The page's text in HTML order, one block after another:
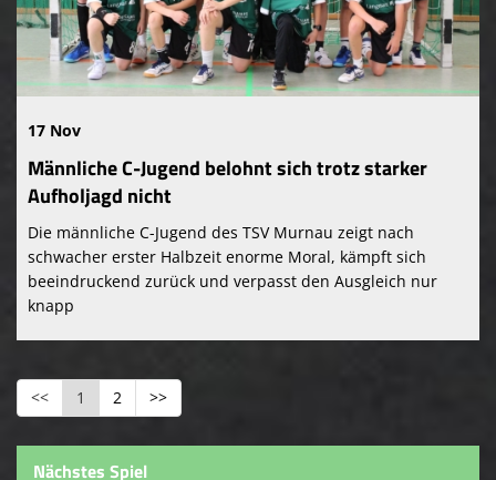
17 Nov
Männliche C-Jugend belohnt sich trotz starker
Aufholjagd nicht
Die männliche C-Jugend des TSV Murnau zeigt nach
schwacher erster Halbzeit enorme Moral, kämpft sich
beeindruckend zurück und verpasst den Ausgleich nur
knapp
<< 1 2 >>
Nächstes Spiel